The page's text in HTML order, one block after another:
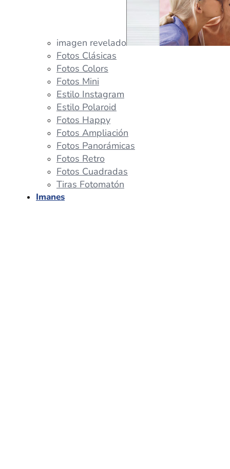
imagen revelado
Fotos Clásicas
Fotos Colors
Fotos Mini
Estilo Instagram
Estilo Polaroid
Fotos Happy
Fotos Ampliación
Fotos Panorámicas
Fotos Retro
Fotos Cuadradas
Tiras Fotomatón
Imanes